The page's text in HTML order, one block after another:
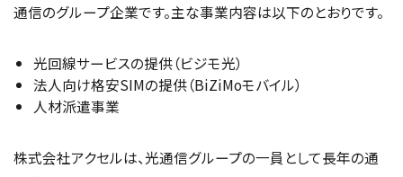
通信のグループ企業です。主な事業内容は以下のとおりです。
光回線サービスの提供（ビジモ光）
法人向け格安SIMの提供（BiZiMoモバイル）
人材派遣事業
株式会社アクセルは、光通信グループの一員として長年の通